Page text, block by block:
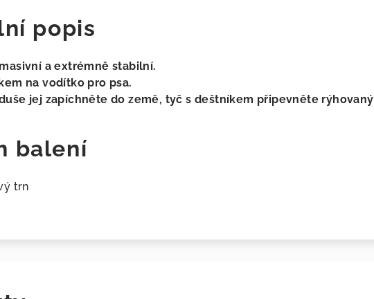
popis
a extrémně stabilní.
na vodítko pro psa.
jej zapíchněte do země, tyč s deštníkem připevněte
balení
trn